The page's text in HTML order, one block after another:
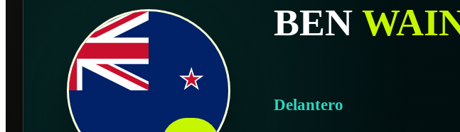
BEN
Delantero